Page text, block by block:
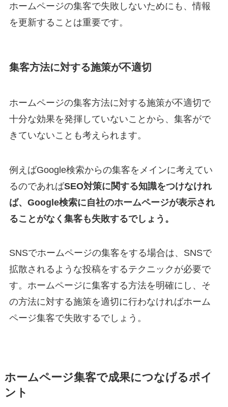
ホームページの集客で失敗しないためにも、情報
を更新することは重要です。
集客方法に対する施策が不適切
ホームページの集客方法に対する施策が不適切で
十分な効果を発揮していないことから、集客がで
きていないことも考えられます。
例えばGoogle検索からの集客をメインに考えてい
るのであればSEO対策に関する知識をつけなけれ
ば、Google検索に自社のホームページが表示され
ることがなく集客も失敗するでしょう。
SNSでホームページの集客をする場合は、SNSで
拡散されるような投稿をするテクニックが必要で
す。ホームページに集客する方法を明確にし、そ
の方法に対する施策を適切に行わなければホーム
ページ集客で失敗するでしょう。
ホームページ集客で成果につなげるポイ
ント